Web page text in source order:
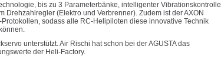
bis zu 3 Parameterbänke, intelligenter Vibrationskontrolle
(Elektro und Verbrenner). Zudem ist der AXON
sodass alle RC-Helipiloten diese innovative Technik
unterstützt. Air Rischi hat schon bei der AGUSTA das
der Heli-Factory.